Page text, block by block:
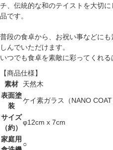
チ、伝統的な和のテイストを大切
品です。
普段の食卓から、お祝い事などに
しんでいただけます。
いつでも食卓を素敵に彩ってくれる
【商品仕様】
素材
天然木
表面塗
装
ケイ素ガラス（NANO COAT
サイズ
（約）
φ12cm x 7cm
家庭用
○